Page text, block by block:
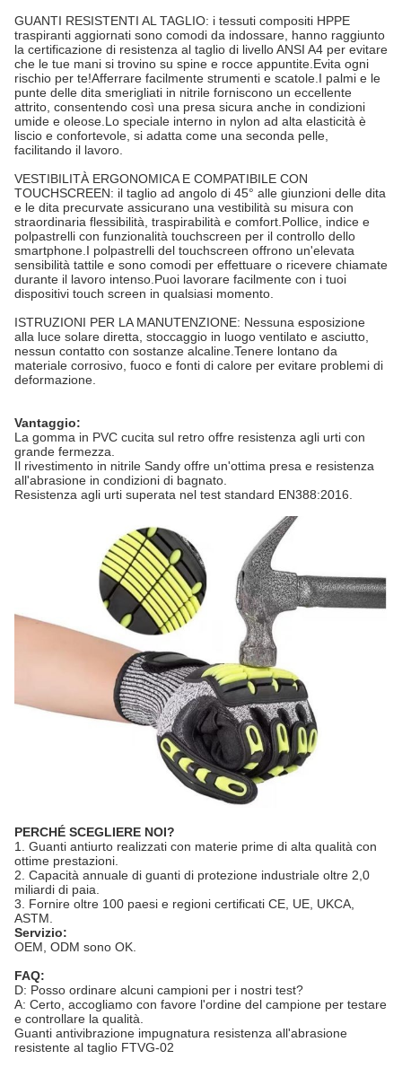
GUANTI RESISTENTI AL TAGLIO: i tessuti compositi HPPE
traspiranti aggiornati sono comodi da indossare, hanno raggiunto
la certificazione di resistenza al taglio di livello ANSI A4 per evitare
che le tue mani si trovino su spine e rocce appuntite.Evita ogni
rischio per te!Afferrare facilmente strumenti e scatole.I palmi e le
punte delle dita smerigliati in nitrile forniscono un eccellente
attrito, consentendo così una presa sicura anche in condizioni
umide e oleose.Lo speciale interno in nylon ad alta elasticità è
liscio e confortevole, si adatta come una seconda pelle,
facilitando il lavoro.
VESTIBILITÀ ERGONOMICA E COMPATIBILE CON
TOUCHSCREEN: il taglio ad angolo di 45° alle giunzioni delle dita
e le dita precurvate assicurano una vestibilità su misura con
straordinaria flessibilità, traspirabilità e comfort.Pollice, indice e
polpastrelli con funzionalità touchscreen per il controllo dello
smartphone.I polpastrelli del touchscreen offrono un'elevata
sensibilità tattile e sono comodi per effettuare o ricevere chiamate
durante il lavoro intenso.Puoi lavorare facilmente con i tuoi
dispositivi touch screen in qualsiasi momento.
ISTRUZIONI PER LA MANUTENZIONE: Nessuna esposizione
alla luce solare diretta, stoccaggio in luogo ventilato e asciutto,
nessun contatto con sostanze alcaline.Tenere lontano da
materiale corrosivo, fuoco e fonti di calore per evitare problemi di
deformazione.
Vantaggio:
La gomma in PVC cucita sul retro offre resistenza agli urti con
grande fermezza.
Il rivestimento in nitrile Sandy offre un'ottima presa e resistenza
all'abrasione in condizioni di bagnato.
Resistenza agli urti superata nel test standard EN388:2016.
PERCHÉ SCEGLIERE NOI?
1. Guanti antiurto realizzati con materie prime di alta qualità con
ottime prestazioni.
2. Capacità annuale di guanti di protezione industriale oltre 2,0
miliardi di paia.
3. Fornire oltre 100 paesi e regioni certificati CE, UE, UKCA,
ASTM.
Servizio:
OEM, ODM sono OK.
FAQ:
D: Posso ordinare alcuni campioni per i nostri test?
A: Certo, accogliamo con favore l'ordine del campione per testare
e controllare la qualità.
Guanti antivibrazione impugnatura resistenza all'abrasione
resistente al taglio FTVG-02